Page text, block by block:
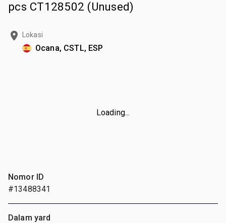
pcs CT128502 (Unused)
Lokasi
Ocana, CSTL, ESP
Loading...
Nomor ID
#13488341
Dalam yard